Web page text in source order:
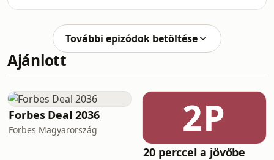
kreatívigazgatójával az Epic Stories
legfrissebb adásában. Már évek óta
velünk van a generatív AI, és a kreatív
szakmába is berobbant, de a nagy
vagy szövetségesként érdemes rá
tekinteni? Balázs mindenesetre nem
rohangál pánikolva.
További epizódok betöltése
Ajánlott
Forbes Deal 2036
Forbes Magyarország 2P
20 perccel a jövőbe